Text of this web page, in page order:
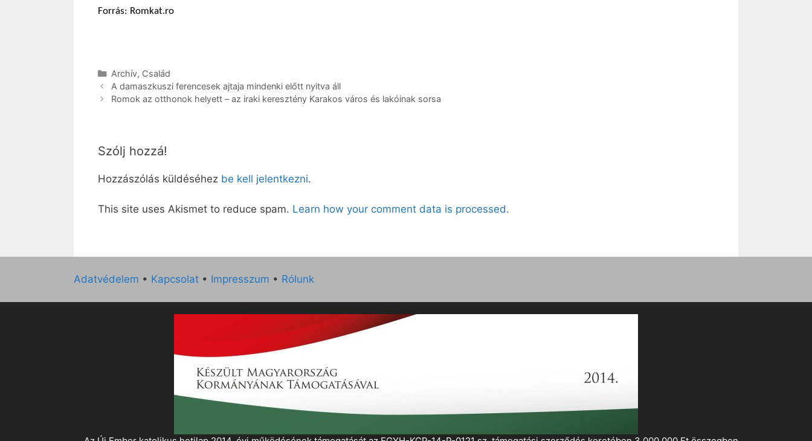
Forrás: Romkat.ro
Kategória
Archív, Család
A damaszkuszi ferencesek ajtaja mindenki előtt nyitva áll
Romok az otthonok helyett – az iraki keresztény Karakos város és lakóinak sorsa
Szólj hozzá!
Hozzászólás küldéséhez be kell jelentkezni.
This site uses Akismet to reduce spam. Learn how your comment data is processed.
Adatvédelem • Kapcsolat • Impresszum • Rólunk